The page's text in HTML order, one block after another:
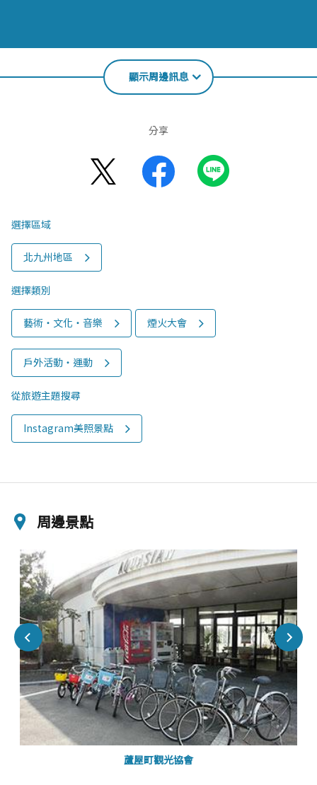
顯示周邊訊息
分享
選擇區域
北九州地區
選擇類別
藝術・文化・音樂 煙火大會
戶外活動‧運動
從旅遊主題搜尋
Instagram美照景點
周邊景點
蘆屋町觀光協會